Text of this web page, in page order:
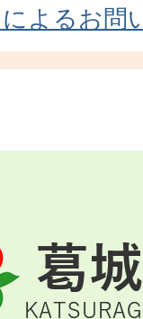
よるお問